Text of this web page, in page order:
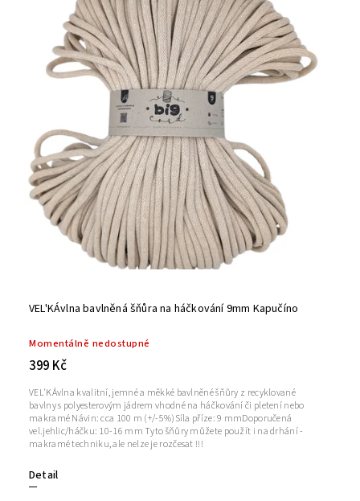
Abecedně
VEL'KÁvlna bavlněná šňůra na háčkování 9mm Kapučíno
Momentálně nedostupné
399 Kč
Detail
VEL'KÁvlna kvalitní, jemné a měkké bavlněné šňůry z recyklované
bavlny s polyesterovým jádrem vhodné na háčkování či pletení nebo
makramé Návin: cca 100 m (+/-5%)Síla příze: 9 mmDoporučená
vel.jehlic/háčku: 10-16 mm Tyto šňůry můžete použít i na drhání -
makramé techniku, ale nelze je rozčesat !!!